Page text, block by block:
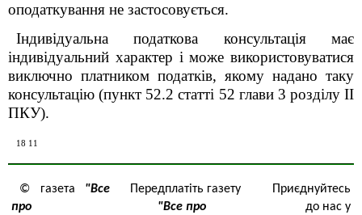
оподаткування не застосовується.
Індивідуальна податкова консультація має
індивідуальний характер і може використовуватися
виключно платником податків, якому надано таку
консультацію (пункт 52.2 статті 52 глави 3 роздiлу II
ПКУ).
18 11
© газета "Все
про
Передплатіть газету
"Все про
Приєднуйтесь
до нас у